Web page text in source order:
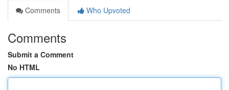
Comments
Who Upvoted
Comments
Submit a Comment
No HTML